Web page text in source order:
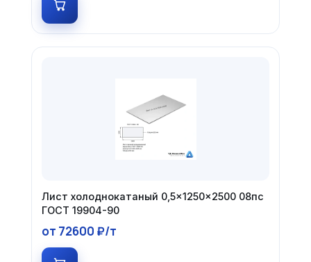
Лист холоднокатаный 0,5×1250×2500 08пс
ГОСТ 19904-90
от 72600 ₽/т